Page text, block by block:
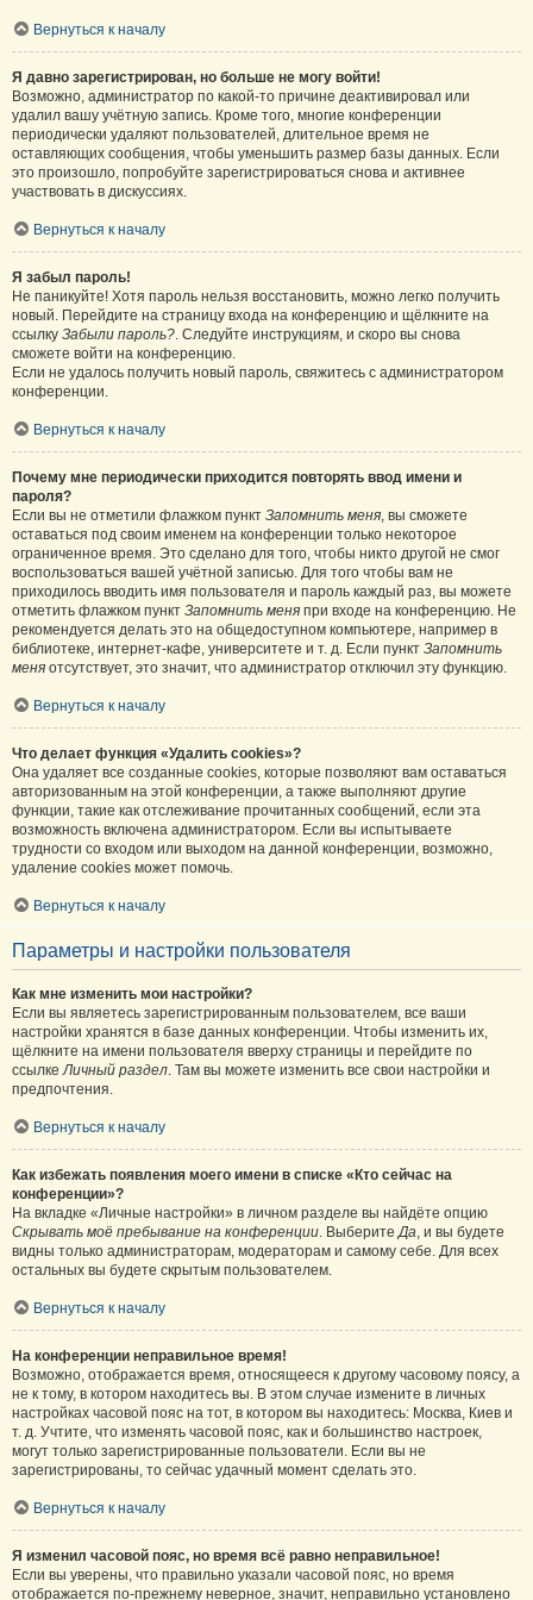
Вернуться к началу
Я давно зарегистрирован, но больше не могу войти!
Возможно, администратор по какой-то причине деактивировал или
удалил вашу учётную запись. Кроме того, многие конференции
периодически удаляют пользователей, длительное время не
оставляющих сообщения, чтобы уменьшить размер базы данных. Если
это произошло, попробуйте зарегистрироваться снова и активнее
участвовать в дискуссиях.
Вернуться к началу
Я забыл пароль!
Не паникуйте! Хотя пароль нельзя восстановить, можно легко получить
новый. Перейдите на страницу входа на конференцию и щёлкните на
ссылку Забыли пароль?. Следуйте инструкциям, и скоро вы снова
сможете войти на конференцию.
Если не удалось получить новый пароль, свяжитесь с администратором
конференции.
Вернуться к началу
Почему мне периодически приходится повторять ввод имени и
пароля?
Если вы не отметили флажком пункт Запомнить меня, вы сможете
оставаться под своим именем на конференции только некоторое
ограниченное время. Это сделано для того, чтобы никто другой не смог
воспользоваться вашей учётной записью. Для того чтобы вам не
приходилось вводить имя пользователя и пароль каждый раз, вы можете
отметить флажком пункт Запомнить меня при входе на конференцию. Не
рекомендуется делать это на общедоступном компьютере, например в
библиотеке, интернет-кафе, университете и т. д. Если пункт Запомнить
меня отсутствует, это значит, что администратор отключил эту функцию.
Вернуться к началу
Что делает функция «Удалить cookies»?
Она удаляет все созданные cookies, которые позволяют вам оставаться
авторизованным на этой конференции, а также выполняют другие
функции, такие как отслеживание прочитанных сообщений, если эта
возможность включена администратором. Если вы испытываете
трудности со входом или выходом на данной конференции, возможно,
удаление cookies может помочь.
Вернуться к началу
Параметры и настройки пользователя
Как мне изменить мои настройки?
Если вы являетесь зарегистрированным пользователем, все ваши
настройки хранятся в базе данных конференции. Чтобы изменить их,
щёлкните на имени пользователя вверху страницы и перейдите по
ссылкеЛичный раздел. Там вы можете изменить все свои настройки и
предпочтения.
Вернуться к началу
Как избежать появления моего имени в списке «Кто сейчас на
конференции»?
На вкладке «Личные настройки» в личном разделе вы найдёте опцию
Скрывать моё пребывание на конференции. ВыберитеДа, и вы будете
видны только администраторам, модераторам и самому себе. Для всех
остальных вы будете скрытым пользователем.
Вернуться к началу
На конференции неправильное время!
Возможно, отображается время, относящееся к другому часовому поясу, а
не к тому, в котором находитесь вы. В этом случае измените в личных
настройках часовой пояс на тот, в котором вы находитесь: Москва, Киев и
т. д. Учтите, что изменять часовой пояс, как и большинство настроек,
могут только зарегистрированные пользователи. Если вы не
зарегистрированы, то сейчас удачный момент сделать это.
Вернуться к началу
Я изменил часовой пояс, но время всё равно неправильное!
Если вы уверены, что правильно указали часовой пояс, но время
отображается по-прежнему неверное, значит, неправильно установлено